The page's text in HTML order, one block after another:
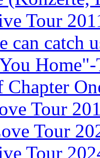
Tour
can catch
Chapter
Tour
Tour
Tour